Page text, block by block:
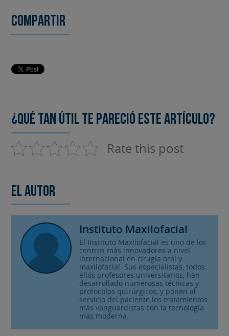
Compartir
¿Qué tan útil te pareció este artículo?
Rate this post
El autor
Instituto Maxilofacial
El Instituto Maxilofacial es uno de los
centros más innovadores a nivel
internacional en cirugía oral y
maxilofacial. Sus especialistas, todos
ellos profesores universitarios, han
desarrollado numerosas técnicas y
protocolos quirúrgicos, y ponen al
servicio del paciente los tratamientos
más vanguardistas con la tecnología
más moderna.